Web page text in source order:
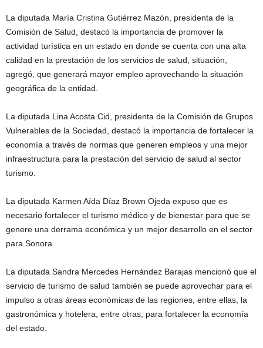
La diputada María Cristina Gutiérrez Mazón, presidenta de la
Comisión de Salud, destacó la importancia de promover la
actividad turística en un estado en donde se cuenta con una alta
calidad en la prestación de los servicios de salud, situación,
agregó, que generará mayor empleo aprovechando la situación
geográfica de la entidad.
La diputada Lina Acosta Cid, presidenta de la Comisión de Grupos
Vulnerables de la Sociedad, destacó la importancia de fortalecer la
economía a través de normas que generen empleos y una mejor
infraestructura para la prestación del servicio de salud al sector
turismo.
La diputada Karmen Aída Díaz Brown Ojeda expuso que es
necesario fortalecer el turismo médico y de bienestar para que se
genere una derrama económica y un mejor desarrollo en el sector
para Sonora.
La diputada Sandra Mercedes Hernández Barajas mencionó que el
servicio de turismo de salud también se puede aprovechar para el
impulso a otras áreas económicas de las regiones, entre ellas, la
gastronómica y hotelera, entre otras, para fortalecer la economía
del estado.